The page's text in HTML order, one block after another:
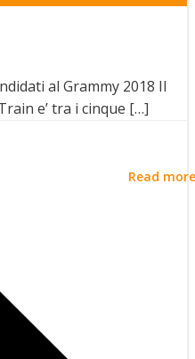
al Grammy 2018 Il
e’ tra i cinque […]
Read more